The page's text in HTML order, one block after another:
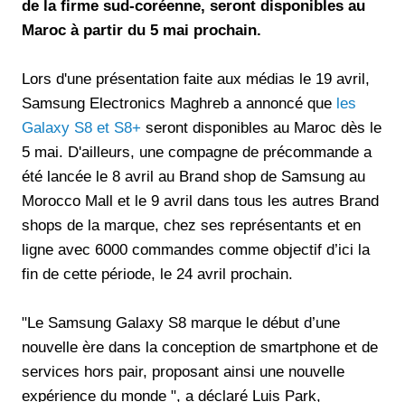
de la firme sud-coréenne, seront disponibles au
Maroc à partir du 5 mai prochain.
Lors d'une présentation faite aux médias le 19 avril,
Samsung Electronics Maghreb a annoncé que les
Galaxy S8 et S8+ seront disponibles au Maroc dès le
5 mai. D'ailleurs, une compagne de précommande a
été lancée le 8 avril au Brand shop de Samsung au
Morocco Mall et le 9 avril dans tous les autres Brand
shops de la marque, chez ses représentants et en
ligne avec 6000 commandes comme objectif d’ici la
fin de cette période, le 24 avril prochain.
"Le Samsung Galaxy S8 marque le début d’une
nouvelle ère dans la conception de smartphone et de
services hors pair, proposant ainsi une nouvelle
expérience du monde ", a déclaré Luis Park,